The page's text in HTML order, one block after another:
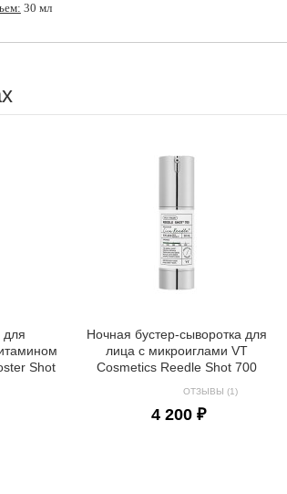
30 мл
для
Shot
Ночная бустер-сыворотка для
лица с микроиглами VT
Cosmetics Reedle Shot 700
ОТЗЫВЫ (1)
4 200 ₽